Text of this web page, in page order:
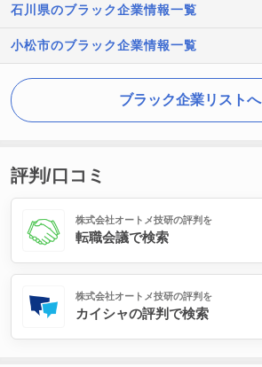
石川県のブラック企業情報一覧
小松市のブラック企業情報一覧
ブラック企業リストへ
評判/口コミ
株式会社オートメ技研の評判を
転職会議で検索
株式会社オートメ技研の評判を
カイシャの評判で検索